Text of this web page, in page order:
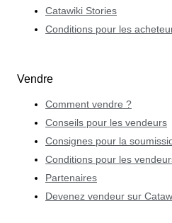
Catawiki Stories
Conditions pour les
Vendre
Comment vendre ?
Conseils pour les vendeurs
Consignes pour la
Conditions pour les
Partenaires
Devenez vendeur sur